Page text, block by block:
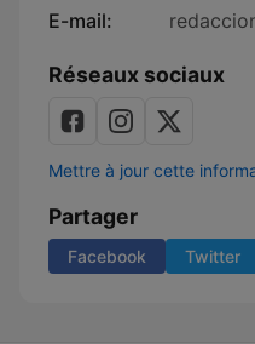
E-mail:
Réseaux sociaux
Mettre à jour cette
Partager
Facebook Twitter